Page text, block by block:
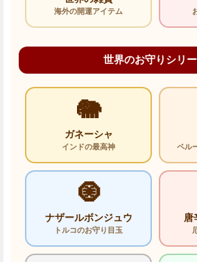
海外の開運アイテム
世界のお守りシリ
🐘
ガネーシャ
インドの最高神 ペル
🧿
ナザールボンジュウ
トルコのお守り目玉
唐